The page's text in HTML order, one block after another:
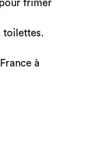
frimer
toilettes.
à